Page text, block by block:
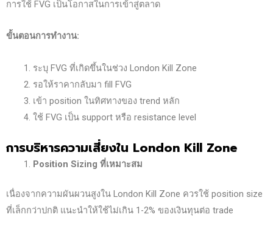
การใช้ FVG เป็นโอกาสในการเข้าสู่ตลาด
ขั้นตอนการทำงาน:
ระบุ FVG ที่เกิดขึ้นในช่วง London Kill Zone
รอให้ราคากลับมา fill FVG
เข้า position ในทิศทางของ trend หลัก
ใช้ FVG เป็น support หรือ resistance level
การบริหารความเสี่ยงใน London Kill Zone
Position Sizing ที่เหมาะสม
เนื่องจากความผันผวนสูงใน London Kill Zone ควรใช้ position size
ที่เล็กกว่าปกติ แนะนำให้ใช้ไม่เกิน 1-2% ของเงินทุนต่อ trade